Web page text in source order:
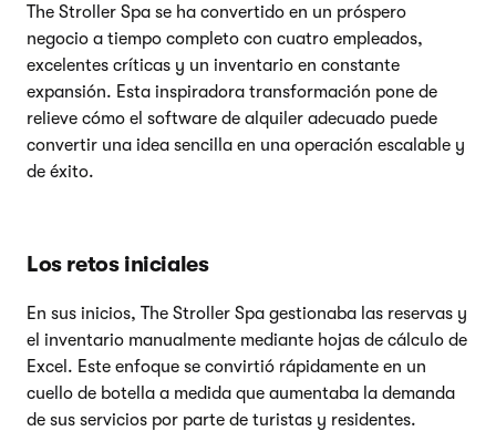
The Stroller Spa se ha convertido en un próspero
negocio a tiempo completo con cuatro empleados,
excelentes críticas y un inventario en constante
expansión. Esta inspiradora transformación pone de
relieve cómo el software de alquiler adecuado puede
convertir una idea sencilla en una operación escalable y
de éxito.
Los retos iniciales
En sus inicios, The Stroller Spa gestionaba las reservas y
el inventario manualmente mediante hojas de cálculo de
Excel. Este enfoque se convirtió rápidamente en un
cuello de botella a medida que aumentaba la demanda
de sus servicios por parte de turistas y residentes.